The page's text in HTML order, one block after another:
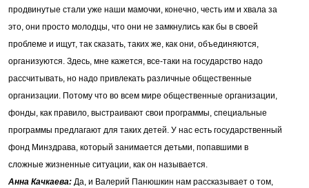
продвинутые стали уже наши мамочки, конечно, честь им и хвала за
это, они просто молодцы, что они не замкнулись как бы в своей
проблеме и ищут, так сказать, таких же, как они, объединяются,
организуются. Здесь, мне кажется, все-таки на государство надо
рассчитывать, но надо привлекать различные общественные
организации. Потому что во всем мире общественные организации,
фонды, как правило, выстраивают свои программы, специальные
программы предлагают для таких детей. У нас есть государственный
фонд Минздрава, который занимается детьми, попавшими в
сложные жизненные ситуации, как он называется.
Анна Качкаева: Да, и Валерий Панюшкин нам рассказывает о том,